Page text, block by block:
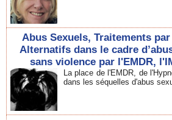
Abus Sexuels, Traitements
Alternatifs dans le cadre
sans violence par l'EMDR,
La place de l'EMDR, de
dans les séquelles d'abus